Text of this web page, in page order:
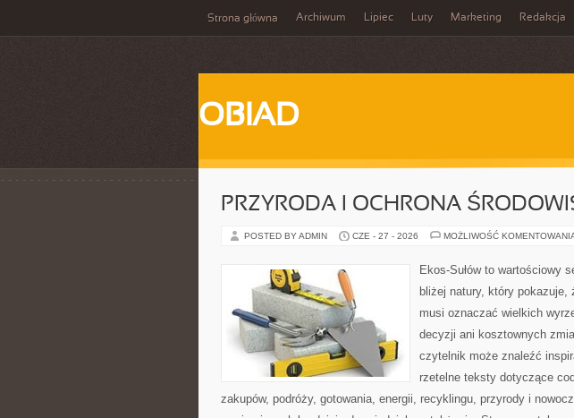
Strona główna Archiwum Lipiec Luty Marketing Redakcja
OBIAD
PRZYRODA I OCHRONA
POSTED BY ADMIN CZE - 27 - 2026 MOŻLIWOŚĆ
Ekos-Sułów to wartościowy
bliżej natury, który pokazuje,
musi oznaczać wielkich
decyzji ani kosztownych
czytelnik może znaleźć
rzetelne teksty dotyczące
zakupów, podróży, gotowania, energii, recyklingu, przyrody i